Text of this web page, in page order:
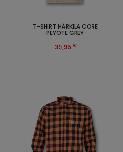
T-SHIRT HÄRKILA CORE
PEYOTE GREY
39,95 €